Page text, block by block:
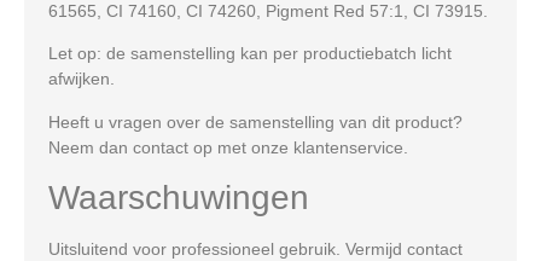
61565, CI 74160, CI 74260, Pigment Red 57:1, CI 73915.
Let op: de samenstelling kan per productiebatch licht
afwijken.
Heeft u vragen over de samenstelling van dit product?
Neem dan contact op met onze klantenservice.
Waarschuwingen
Uitsluitend voor professioneel gebruik. Vermijd contact